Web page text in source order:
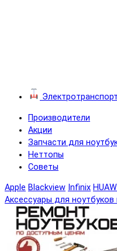
Электротранспорт
Производители
Акции
Запчасти для
Неттопы
Советы
Apple Blackview Infinix
Аксессуары для